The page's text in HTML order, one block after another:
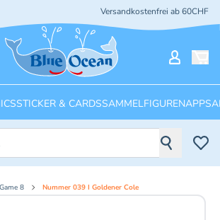
Versandkostenfrei ab 60CHF
Startseite
STICKER & CARDSSAMMELFIGURENAPPS
8 Nummer 039 I Goldener Cole